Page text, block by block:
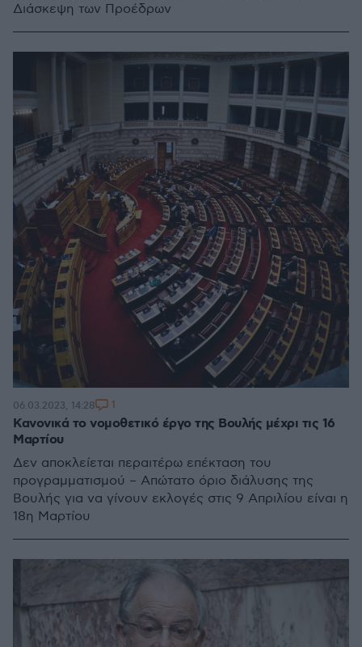
Διάσκεψη των Προέδρων
Κανονικά το νομοθετικό έργο της Βουλής μέχρι τις 16
Μαρτίου
Δεν αποκλείεται περαιτέρω επέκταση του
προγραμματισμού – Απώτατο όριο διάλυσης της
Βουλής για να γίνουν εκλογές στις 9 Απριλίου είναι η
18η Μαρτίου
06.03.2023, 14:28 1